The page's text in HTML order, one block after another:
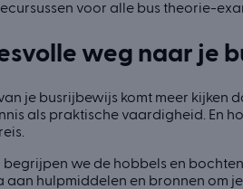
voor alle bus theorie-
weg naar je
je busrijbewijs komt meer kijken
als praktische vaardigheid. En
begrijpen we de hobbels en
aan hulpmiddelen en bronnen om